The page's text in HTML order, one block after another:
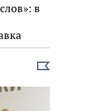
в
Выбрать